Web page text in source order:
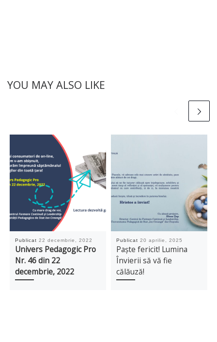
YOU MAY ALSO LIKE
Publicat22 decembrie, 2022
Univers Pedagogic Pro
Nr. 46 din 22
decembrie, 2022
Publicat20 aprilie, 2025
Paște fericit! Lumina
Învierii să vă fie
călăuză!